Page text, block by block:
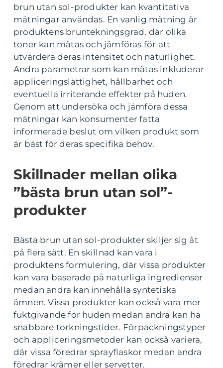
brun utan sol-produkter kan kvantitativa
mätningar användas. En vanlig mätning är
produktens bruntekningsgrad, där olika
toner kan mätas och jämföras för att
utvärdera deras intensitet och naturlighet.
Andra parametrar som kan mätas inkluderar
appliceringslättighet, hållbarhet och
eventuella irriterande effekter på huden.
Genom att undersöka och jämföra dessa
mätningar kan konsumenter fatta
informerade beslut om vilken produkt som
är bäst för deras specifika behov.
Skillnader mellan olika
”bästa brun utan sol”-
produkter
Bästa brun utan sol-produkter skiljer sig åt
på flera sätt. En skillnad kan vara i
produktens formulering, där vissa produkter
kan vara baserade på naturliga ingredienser
medan andra kan innehålla syntetiska
ämnen. Vissa produkter kan också vara mer
fuktgivande för huden medan andra kan ha
snabbare torkningstider. Förpackningstyper
och appliceringsmetoder kan också variera,
där vissa föredrar sprayflaskor medan andra
föredrar krämer eller servetter.